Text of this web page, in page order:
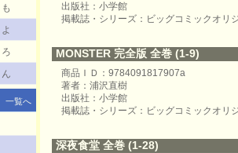
も
よ
ろ
ん
一覧へ
出版社：小学館
掲載誌・シリーズ：ビッグコミックオリ
MONSTER 完全版 全巻 (1-9)
商品ＩＤ：9784091817907a
著者：浦沢直樹
出版社：小学館
掲載誌・シリーズ：ビッグコミックオリ
深夜食堂 全巻 (1-28)